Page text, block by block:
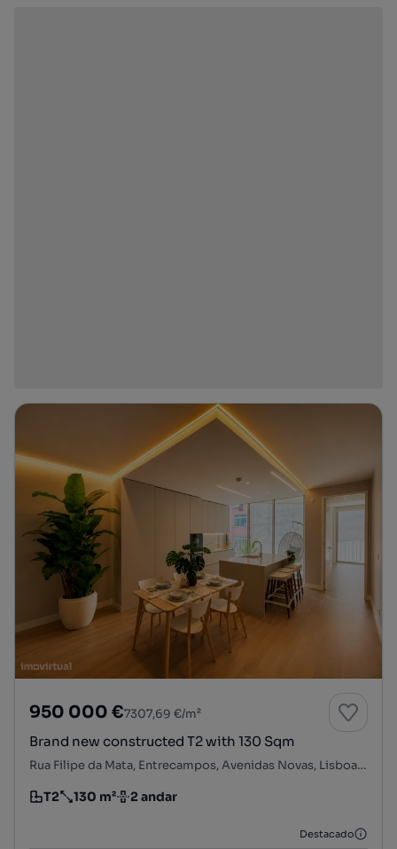
950 000 €7307,69 €/m²
Brand new constructed T2 with 130 Sqm
Rua Filipe da Mata, Entrecampos, Avenidas Novas, Lisboa, Lisboa
Tipologia
T2
Preço por metro quadrado
130 m²
Andar 2 andar
Destacado